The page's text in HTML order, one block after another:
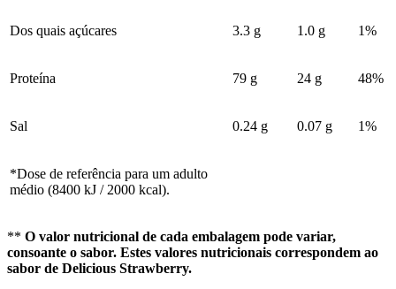
Dos quais açúcares 3.3 g 1.0 g 1%
Proteína 79 g 24 g 48%
Sal 0.24 g 0.07 g 1%
*Dose de referência para um adulto
médio (8400 kJ / 2000 kcal).
** O valor nutricional de cada embalagem pode variar,
consoante o sabor. Estes valores nutricionais correspondem ao
sabor de Delicious Strawberry.